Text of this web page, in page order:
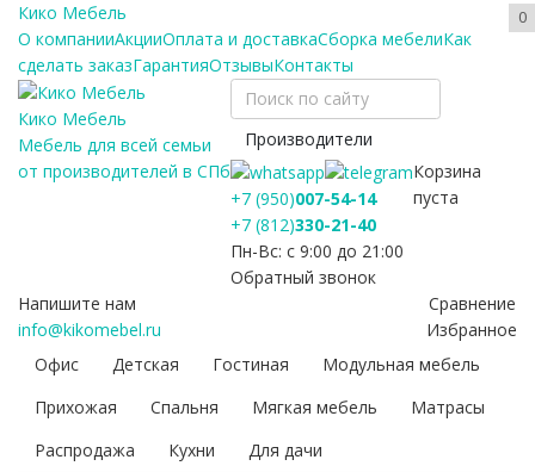
Кико Мебель 0
О компанииАкцииОплата и доставкаСборка мебелиКак
сделать заказГарантияОтзывыКонтакты
Кико Мебель
Мебель для всей семьи
от производителей в СПб
Производители
+7 (950)007-54-14
+7 (812)330-21-40
Пн-Вс: с 9:00 до 21:00
Обратный звонок
Напишите нам
info@kikomebel.ru
Сравнение
Избранное
Корзина
пуста
Офис Детская Гостиная
Модульная мебель
Прихожая
Спальня Мягкая мебель
Матрасы
Распродажа
Кухни
Для дачи